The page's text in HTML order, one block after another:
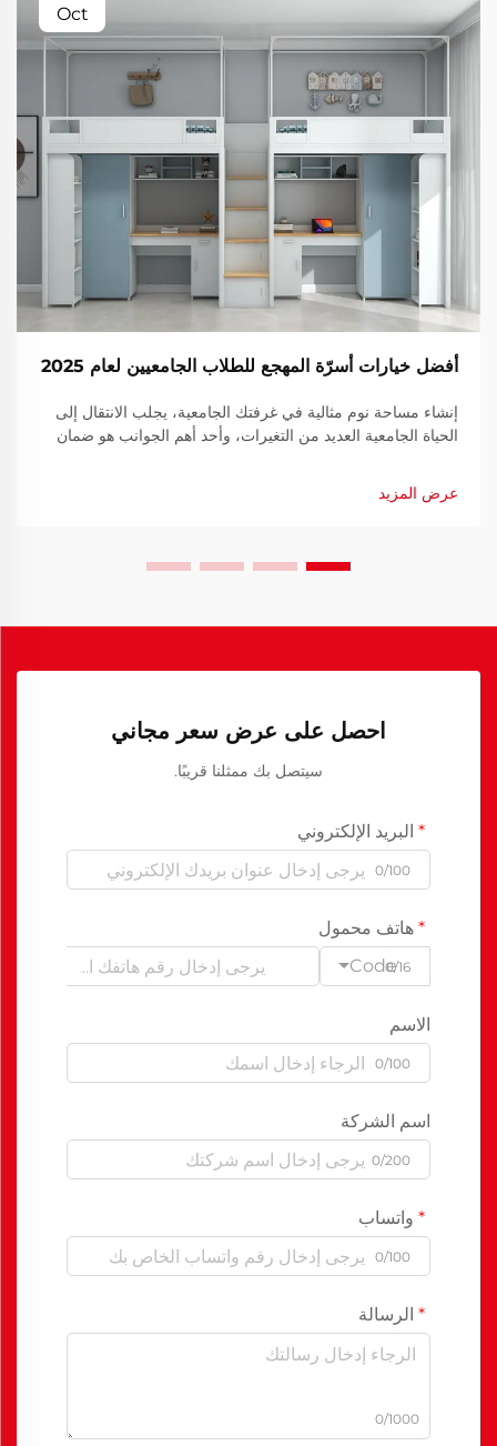
Oct
أفضل خيارات أسرّة المهجع للطلاب الجامعيين لعام 2025
إنشاء مساحة نوم مثالية في غرفتك الجامعية، يجلب الانتقال إلى
الحياة الجامعية العديد من التغيرات، وأحد أهم الجوانب هو ضمان
سرير السكن الجامعي المناسب فرقًا كبيرًا...
عرض المزيد
احصل على عرض سعر مجاني
سيتصل بك ممثلنا قريبًا.
البريد الإلكتروني
0/100
هاتف محمول
Code0/16
الاسم
0/100
اسم الشركة
0/200
واتساب
0/100
الرسالة
0/1000